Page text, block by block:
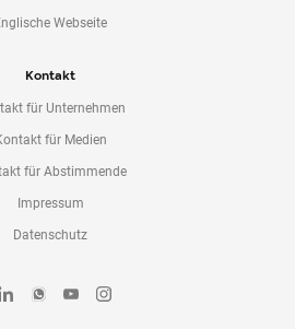
Webseite
Kontakt
für Unternehmen
für Medien
für Abstimmende
Impressum
Datenschutz